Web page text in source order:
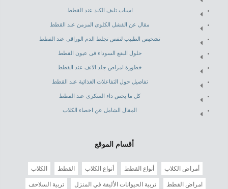
اسباب تليف الكبد عند القطط
مقال عن الفشل الكلوى المزمن عند القطط
تشخيص الطبيب لنقص تجلط الدم الوراقى عند القطط
حلول البقع السوداء فى عيون القطط
خطورة امراض جلد الانف عند القطط
تفاصيل حول التفاعلات الغذائية عند القطط
كل ما يخص داء السكرى عند القطط
المقال الشامل عن اخصاء الكلاب
أقسام الموقع
أمراض الكلاب أنواع القطط أنواع الكلاب القطط الكلاب
امراض القطط تربية الحيوانات الأليفة في المنزل تربية السلاحف